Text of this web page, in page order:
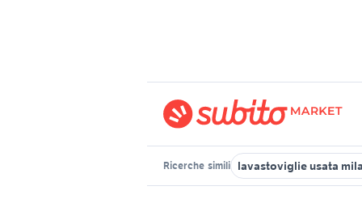
Ricerche simili lavastoviglie usata